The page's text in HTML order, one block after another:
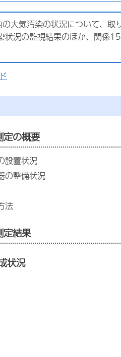
大気汚染の状況について、
状況の監視結果のほか、関係
の概要
設置状況
の整備状況
法
定結果
状況